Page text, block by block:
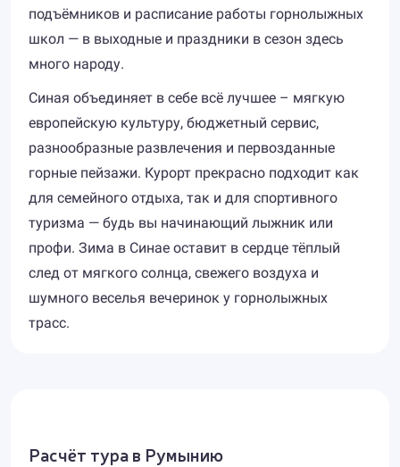
подъёмников и расписание работы горнолыжных
школ — в выходные и праздники в сезон здесь
много народу.
Синая объединяет в себе всё лучшее – мягкую
европейскую культуру, бюджетный сервис,
разнообразные развлечения и первозданные
горные пейзажи. Курорт прекрасно подходит как
для семейного отдыха, так и для спортивного
туризма — будь вы начинающий лыжник или
профи. Зима в Синае оставит в сердце тёплый
след от мягкого солнца, свежего воздуха и
шумного веселья вечеринок у горнолыжных
трасс.
Расчёт тура в Румынию